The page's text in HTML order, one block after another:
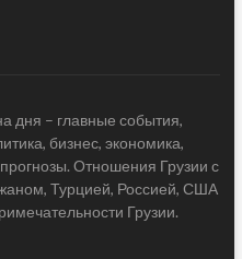
дня – главные события,
бизнес, экономика,
Отношения Грузии с
Турцией, Россией, США
Грузии.